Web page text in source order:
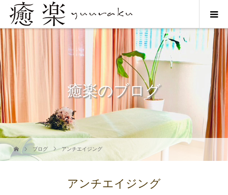
癒楽のブログ
ブログ アンチエイジング
アンチエイジング